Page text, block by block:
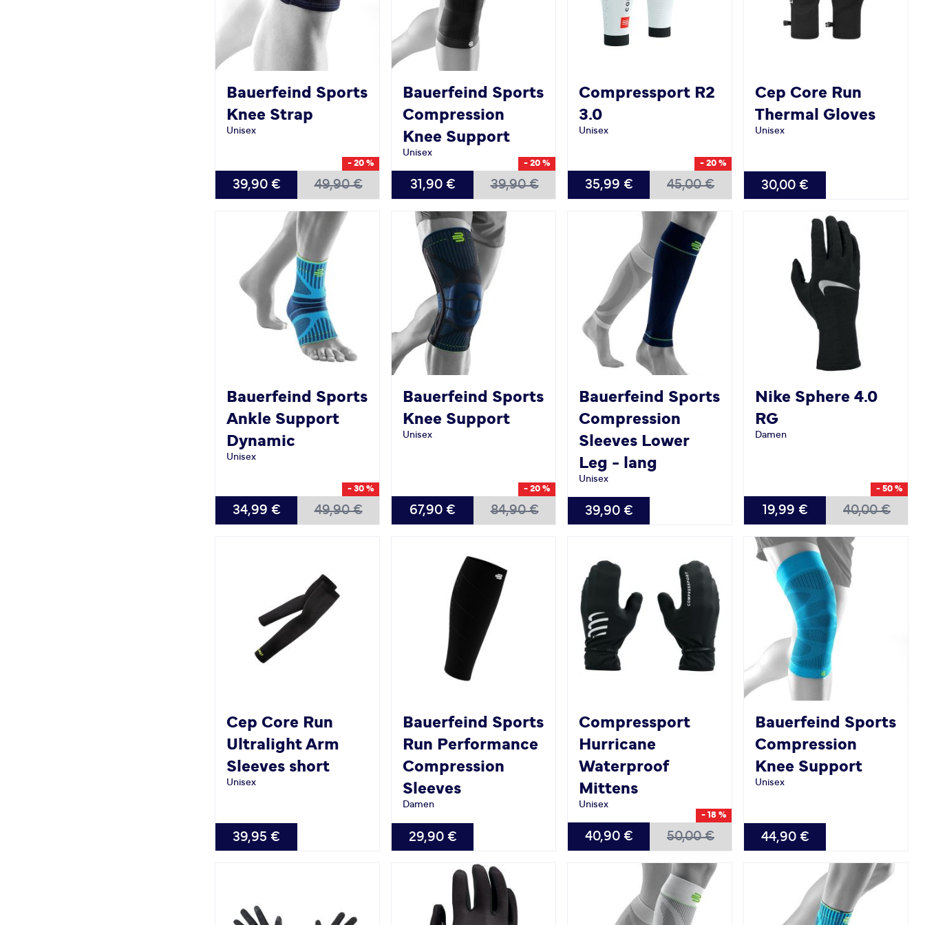
- 20 %
Bauerfeind Sports
Knee Strap
Unisex
VERFÜGBAR
XL
39,90 € 49,90 €
- 20 %
Bauerfeind Sports
Compression
Knee Support
Unisex
VERFÜGBAR
XL
31,90 € 39,90 €
- 20 %
Compressport R2
3.0
Unisex
VERFÜGBAR
XL
35,99 € 45,00 €
Cep Core Run
Thermal Gloves
Unisex
VERFÜGBAR
30,00 €
- 30 %
Bauerfeind Sports
Ankle Support
Dynamic
Unisex
VERFÜGBAR
M
34,99 € 49,90 €
- 20 %
Bauerfeind Sports
Knee Support
Unisex
VERFÜGBAR
M
67,90 € 84,90 €
Bauerfeind Sports
Compression
Sleeves Lower
Leg - lang
Unisex
VERFÜGBAR
XL
39,90 €
- 50 %
Nike Sphere 4.0
RG
Damen
VERFÜGBAR
19,99 € 40,00 €
Cep Core Run
Ultralight Arm
Sleeves short
Unisex
VERFÜGBAR
39,95 €
Bauerfeind Sports
Run Performance
Compression
Sleeves
Damen
VERFÜGBAR
29,90 €
- 18 %
Compressport
Hurricane
Waterproof
Mittens
Unisex
VERFÜGBAR
XL
40,90 € 50,00 €
Bauerfeind Sports
Compression
Knee Support
Unisex
VERFÜGBAR
XL
44,90 €